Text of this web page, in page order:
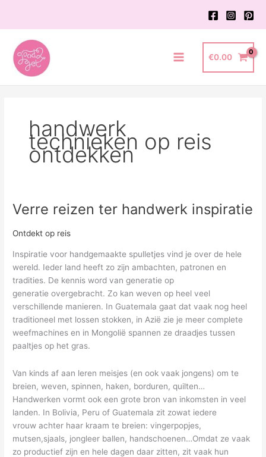
de
inhoud
Main
Menu
€0.00
handwerk
technieken op reis
ontdekken
Verre reizen ter handwerk inspiratie
Ontdekt op reis
Inspiratie voor handgemaakte spulletjes vind je over de hele
wereld. Ieder land heeft zo zijn ambachten, patronen en
tradities. De kennis word van generatie op
generatie overgebracht. Zo kan weven op heel veel
verschillende manieren. In Guatemala gaat dat vaak nog heel
traditioneel met lossen stokken, in Azië zie je meer complete
weefmachines en in Mongolië spannen ze draadjes tussen
paaltjes op het gras.
Van kinds af aan leren meisjes (en ook vaak jongens) om te
breien, weven, spinnen, haken, borduren, quilten…
Handwerken vormt ook een grote bron van inkomsten in veel
landen. In Bolivia, Peru of Guatemala zit zowat iedere
vrouw achter haar kraam te breien: vingerpopjes,
mutsen,sjaals, jongleer ballen, handschoenen…Omdat ze vaak
zo productief zijn en hele dagen daar zitten, zit vaak hun